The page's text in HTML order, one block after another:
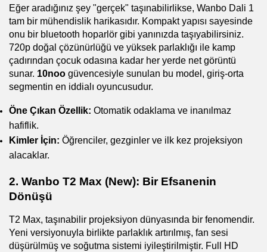
Eğer aradığınız şey "gerçek" taşınabilirlikse, Wanbo Dali 1
tam bir mühendislik harikasıdır. Kompakt yapısı sayesinde
onu bir bluetooth hoparlör gibi yanınızda taşıyabilirsiniz.
720p doğal çözünürlüğü ve yüksek parlaklığı ile kamp
çadırından çocuk odasına kadar her yerde net görüntü
sunar. 10noo güvencesiyle sunulan bu model, giriş-orta
segmentin en iddialı oyuncusudur.
Öne Çıkan Özellik: Otomatik odaklama ve inanılmaz
hafiflik.
Kimler İçin: Öğrenciler, gezginler ve ilk kez projeksiyon
alacaklar.
2. Wanbo T2 Max (New): Bir Efsanenin
Dönüşü
T2 Max, taşınabilir projeksiyon dünyasında bir fenomendir.
Yeni versiyonuyla birlikte parlaklık artırılmış, fan sesi
düşürülmüş ve soğutma sistemi iyileştirilmiştir. Full HD